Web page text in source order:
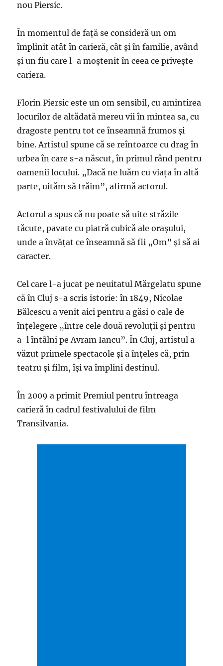
nou Piersic.
În momentul de faţă se consideră un om
împlinit atât în carieră, cât şi în familie, având
şi un fiu care l-a moştenit în ceea ce priveşte
cariera.
Florin Piersic este un om sensibil, cu amintirea
locurilor de altădată mereu vii în mintea sa, cu
dragoste pentru tot ce înseamnă frumos şi
bine. Artistul spune că se reîntoarce cu drag în
urbea în care s-a născut, în primul rând pentru
oamenii locului. „Dacă ne luăm cu viaţa în altă
parte, uităm să trăim”, afirmă actorul.
Actorul a spus că nu poate să uite străzile
tăcute, pavate cu piatră cubică ale oraşului,
unde a învăţat ce înseamnă să fii „Om” şi să ai
caracter.
Cel care l-a jucat pe neuitatul Mărgelatu spune
că în Cluj s-a scris istorie: în 1849, Nicolae
Bălcescu a venit aici pentru a găsi o cale de
înţelegere „între cele două revoluţii şi pentru
a-l întâlni pe Avram Iancu”. În Cluj, artistul a
văzut primele spectacole şi a înţeles că, prin
teatru şi film, îşi va împlini destinul.
În 2009 a primit Premiul pentru întreaga
carieră în cadrul festivalului de film
Transilvania.